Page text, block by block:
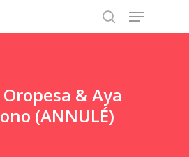
search
Menu
& Aya
(ANNULÉ)